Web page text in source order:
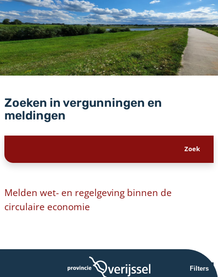
Zoeken in vergunningen en
meldingen
Melden wet- en regelgeving binnen de
circulaire economie
Filters